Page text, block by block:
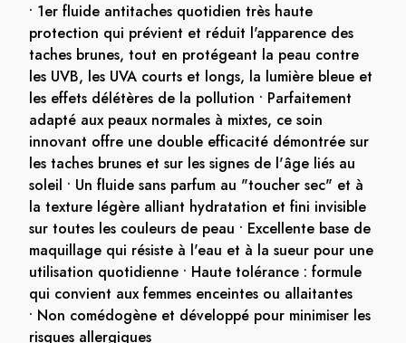
• 1er fluide antitaches quotidien très haute
protection qui prévient et réduit l'apparence des
taches brunes, tout en protégeant la peau contre
les UVB, les UVA courts et longs, la lumière bleue et
les effets délétères de la pollution • Parfaitement
adapté aux peaux normales à mixtes, ce soin
innovant offre une double efficacité démontrée sur
les taches brunes et sur les signes de l'âge liés au
soleil • Un fluide sans parfum au "toucher sec" et à
la texture légère alliant hydratation et fini invisible
sur toutes les couleurs de peau • Excellente base de
maquillage qui résiste à l'eau et à la sueur pour une
utilisation quotidienne • Haute tolérance : formule
qui convient aux femmes enceintes ou allaitantes
• Non comédogène et développé pour minimiser les
risques allergiques